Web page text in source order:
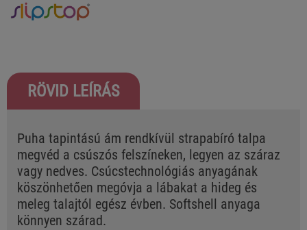
RÖVID LEÍRÁS
Puha tapintású ám rendkívül strapabíró talpa
megvéd a csúszós felszíneken, legyen az száraz
vagy nedves. Csúcstechnológiás anyagának
köszönhetően megóvja a lábakat a hideg és
meleg talajtól egész évben. Softshell anyaga
könnyen szárad.